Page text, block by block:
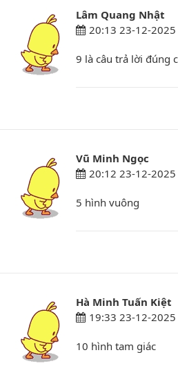
Lâm Quang Nhật
20:13 23-12-2025
9 là câu trả lời đúng
Vũ Minh Ngọc
20:12 23-12-2025
5 hình vuông
Hà Minh Tuấn Kiệt
19:33 23-12-2025
10 hình tam giác